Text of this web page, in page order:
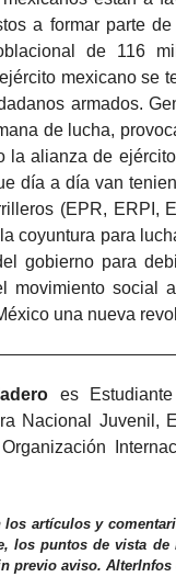
a formar parte
de 116
mexicano se
armados.
de lucha,
la alianza de
día a día van
(EPR, ERPI,
coyuntura para
gobierno para
movimiento social
una nueva
es Estudiante
Nacional Juvenil,
los artículos y
los puntos de vista
previo aviso.